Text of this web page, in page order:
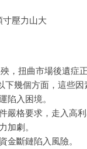
寸壓力山大
，扭曲市場後遺症
下幾個方面，這些
陷入困境。
嚴格要求，走入高
加劇。
金斷鏈陷入風險。